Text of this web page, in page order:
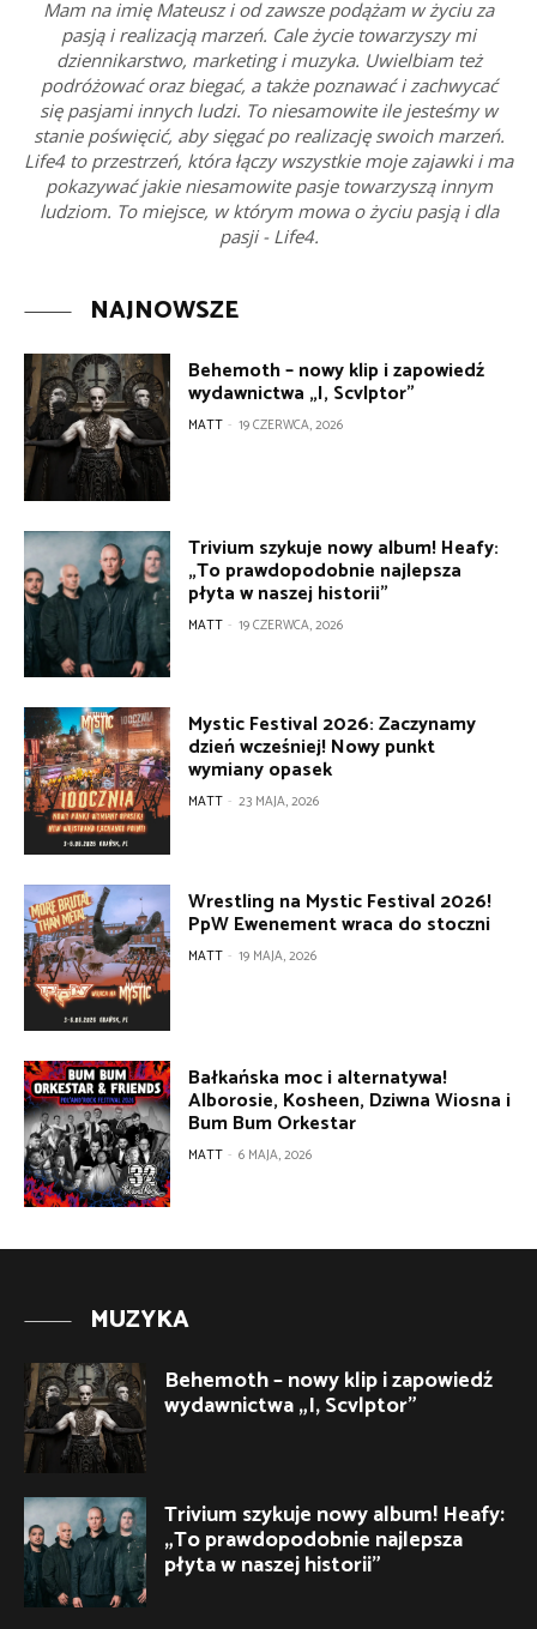
Mam na imię Mateusz i od zawsze podążam w życiu za
pasją i realizacją marzeń. Cale życie towarzyszy mi
dziennikarstwo, marketing i muzyka. Uwielbiam też
podróżować oraz biegać, a także poznawać i zachwycać
się pasjami innych ludzi. To niesamowite ile jesteśmy w
stanie poświęcić, aby sięgać po realizację swoich marzeń.
Life4 to przestrzeń, która łączy wszystkie moje zajawki i ma
pokazywać jakie niesamowite pasje towarzyszą innym
ludziom. To miejsce, w którym mowa o życiu pasją i dla
pasji - Life4.
NAJNOWSZE
Behemoth – nowy klip i zapowiedź
wydawnictwa „I, Scvlptor”
MATT - 19 CZERWCA, 2026
Trivium szykuje nowy album! Heafy:
„To prawdopodobnie najlepsza
płyta w naszej historii”
MATT - 19 CZERWCA, 2026
Mystic Festival 2026: Zaczynamy
dzień wcześniej! Nowy punkt
wymiany opasek
MATT - 23 MAJA, 2026
Wrestling na Mystic Festival 2026!
PpW Ewenement wraca do stoczni
MATT - 19 MAJA, 2026
Bałkańska moc i alternatywa!
Alborosie, Kosheen, Dziwna Wiosna i
Bum Bum Orkestar
MATT - 6 MAJA, 2026
MUZYKA
Behemoth – nowy klip i zapowiedź
wydawnictwa „I, Scvlptor”
Trivium szykuje nowy album! Heafy:
„To prawdopodobnie najlepsza
płyta w naszej historii”